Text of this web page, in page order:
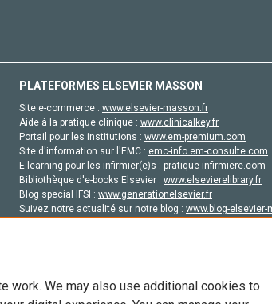
PLATEFORMES ELSEVIER MASSON
Site e-commerce : www.elsevier-masson.fr
Aide à la pratique clinique : www.clinicalkey.fr
Portail pour les institutions : www.em-premium.com
Site d'information sur l'EMC : emc-info.em-consulte.com
E-learning pour les infirmier(e)s : pratique-infirmiere.com
Bibliothèque d'e-books Elsevier : www.elsevierelibrary.fr
Blog special IFSI : www.generationelsevier.fr
Suivez notre actualité sur notre blog : www.blog-elsevier-
work. We may also use additional cookies to